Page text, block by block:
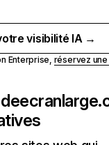
visibilité IA →
Enterprise, réservez